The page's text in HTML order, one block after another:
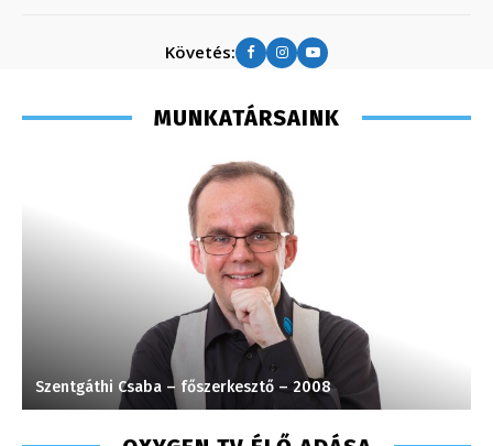
Követés:
MUNKATÁRSAINK
Szentgáthi Csaba – főszerkesztő – 2008